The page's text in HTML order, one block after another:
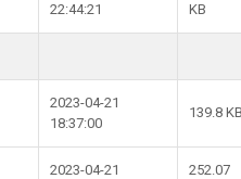
22:44:21
KB
2023-04-21
18:37:00
139.8
2023-04-21
252.07